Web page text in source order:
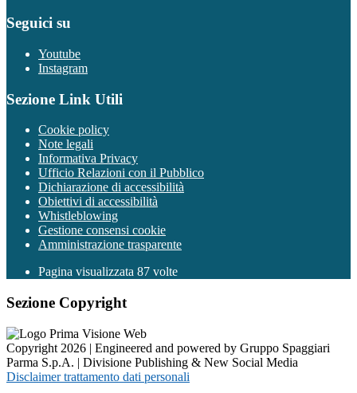
Seguici su
Youtube
Instagram
Sezione Link Utili
Cookie policy
Note legali
Informativa Privacy
Ufficio Relazioni con il Pubblico
Dichiarazione di accessibilità
Obiettivi di accessibilità
Whistleblowing
Gestione consensi cookie
Amministrazione trasparente
Pagina visualizzata 87 volte
Sezione Copyright
Copyright 2026 | Engineered and powered by Gruppo Spaggiari
Parma S.p.A. | Divisione Publishing & New Social Media
Disclaimer trattamento dati personali